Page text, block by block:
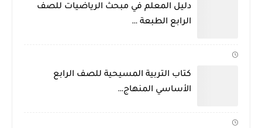
دليل المعلم في مبحث الرياضيات للصف
الرابع الطبعة …
كتاب التربية المسيحية للصف الرابع
الأساسي المنهاج…